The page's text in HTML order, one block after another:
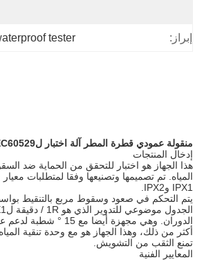
إبراز: tester
منقولة عمودي قطرة المطر آلة اختبار لIPX1 IPX2 IEC60529
إدخال المنتجات
هذا الجهاز هو اختبار للتحقق من الحماية ضد
IPX1 وIPX2.
يتم التحكم في صعود وسقوط مربع بالتنقيط
أكثر من ذلك، وهذا الجهاز هو مع وحدة تنقية
تمنع الثقب من التشويش.
المعايير الفنية